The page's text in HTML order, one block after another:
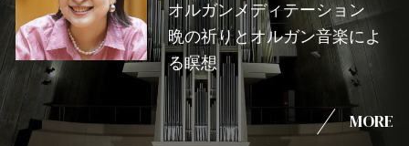
オルガンメディテーション
晩の祈りとオルガン音楽によ
る瞑想
MORE